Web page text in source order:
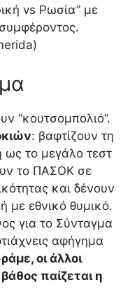
vs Ρωσία” με
“κουτσομπολιό”.
: βαφτίζουν τη
το μεγάλο τεστ
το ΠΑΣΟΚ σε
και δένουν
με εθνικό θυμικό.
για το Σύνταγμα
αφήγημα
οι άλλοι
παίζεται η